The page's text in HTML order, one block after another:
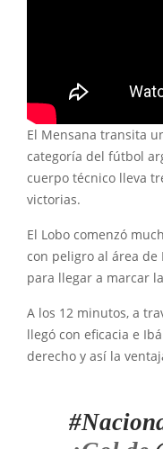
El Mensana transita
categoría del fútbol
cuerpo técnico lleva
victorias.
El Lobo comenzó
con peligro al área de
para llegar a marcar
A los 12 minutos, a
llegó con eficacia e
derecho y así la